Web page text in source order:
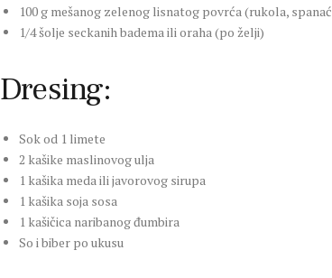
100 g mešanog zelenog lisnatog povrća (rukola,
1/4 šolje seckanih badema ili oraha (po želji)
Dresing:
Sok od 1 limete
2 kašike maslinovog ulja
1 kašika meda ili javorovog sirupa
1 kašika soja sosa
1 kašičica naribanog đumbira
So i biber po ukusu